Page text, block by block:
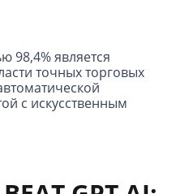
98,4% является
точных торговых
с искусственным